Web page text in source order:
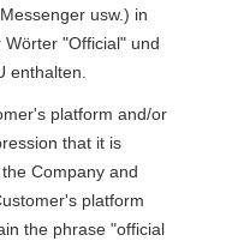
usw.) in
"Official" und
enthalten.
platform and/or
that it is
Company and
platform
the phrase "official